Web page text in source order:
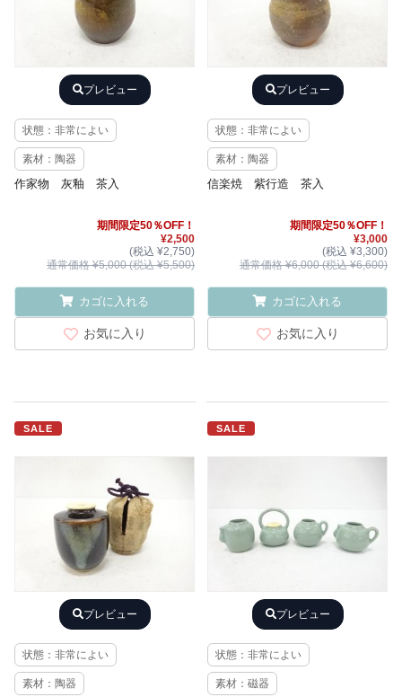
プレビュー
状態：非常によい
素材：陶器
作家物 灰釉 茶入
期間限定50％OFF！
¥2,500
(税込 ¥2,750)
通常価格 ¥5,000 (税込 ¥5,500)
カゴに入れる
お気に入り
プレビュー
状態：非常によい
素材：陶器
信楽焼 紫行造 茶入
期間限定50％OFF！
¥3,000
(税込 ¥3,300)
通常価格 ¥6,000 (税込 ¥6,600)
カゴに入れる
お気に入り
SALE
プレビュー
状態：非常によい
素材：陶器
SALE
プレビュー
状態：非常によい
素材：磁器